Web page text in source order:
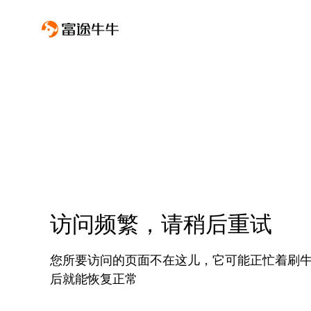
访问频繁，请稍后重试
您所要访问的页面不在这儿，它可能正忙着刷
后就能恢复正常